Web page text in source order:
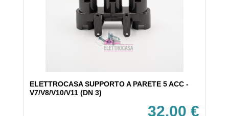
ELETTROCASA SUPPORTO A PARETE 5 ACC -
V7/V8/V10/V11 (DN 3)
32,00 €